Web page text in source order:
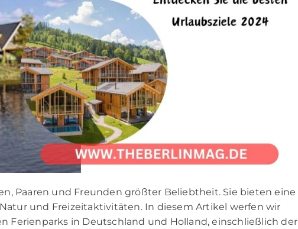
Paaren und Freunden größter Beliebtheit. Sie bieten eine
und Freizeitaktivitäten. In diesem Artikel werfen wir
Ferienparks in Deutschland und Holland, einschließlich der